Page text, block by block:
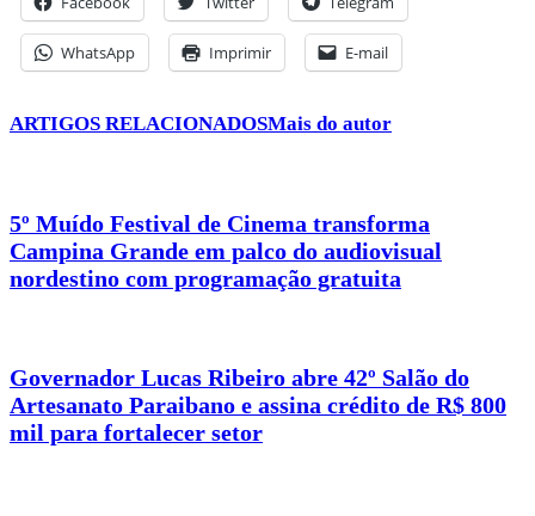
WhatsApp Imprimir E-mail
ARTIGOS RELACIONADOSMais do autor
5º Muído Festival de Cinema transforma
Campina Grande em palco do audiovisual
nordestino com programação gratuita
Governador Lucas Ribeiro abre 42º Salão do
Artesanato Paraibano e assina crédito de R$ 800
mil para fortalecer setor